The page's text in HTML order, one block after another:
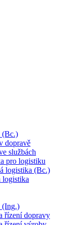
(Bc.)
dopravě
službách
pro logistiku
logistika (Bc.)
logistika
(Ing.)
řízení dopravy